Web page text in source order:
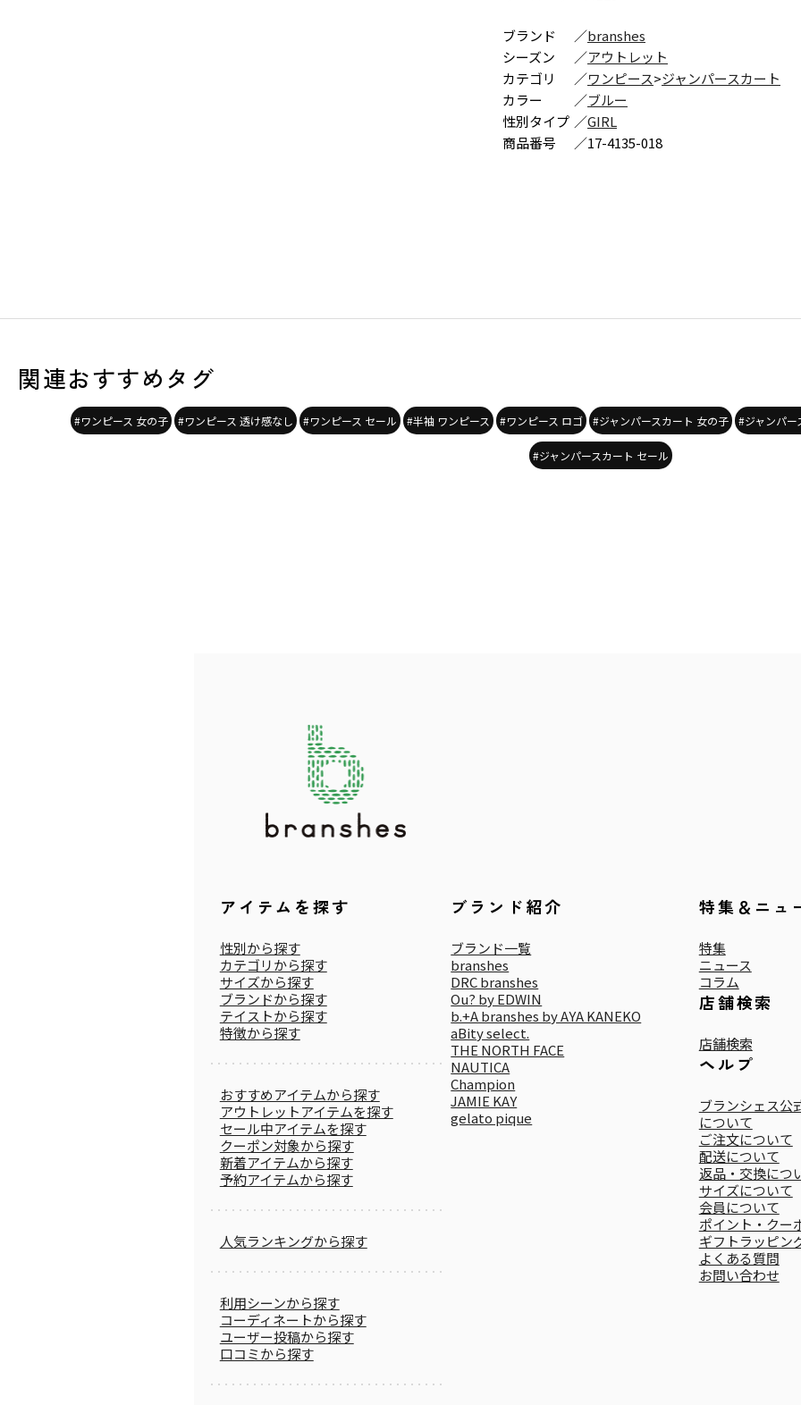
ブランド ／branshes
シーズン
／アウトレット
カテゴリ
／ワンピース>ジャンパースカート
カラー
／ブルー
性別タイプ ／GIRL
商品番号
／17-4135-018
関連おすすめタグ
#ワンピース 女の子 #ワンピース 透け感なし #ワンピース セール #半袖 ワンピース #ワンピース ロゴ #ジャンパースカート 女の子 #ジャンパー
#ジャンパースカート セール
アイテムを探す
性別から探す
カテゴリから探す
サイズから探す
ブランドから探す
テイストから探す
特徴から探す
おすすめアイテムから探す
アウトレットアイテムを探す
セール中アイテムを探す
クーポン対象から探す
新着アイテムから探す
予約アイテムから探す
人気ランキングから探す
利用シーンから探す
コーディネートから探す
ユーザー投稿から探す
口コミから探す
ブランド紹介
ブランド一覧
branshes
DRC branshes
Ou? by EDWIN
b.+A branshes by AYA KANEKO
aBity select.
THE NORTH FACE
NAUTICA
Champion
JAMIE KAY
gelato pique
特集＆ニュ
特集
ニュース
コラム
店舗検索
店舗検索
ヘルプ
ブランシェス公
について
ご注文について
配送について
返品・交換につ
サイズについて
会員について
ポイント・クー
ギフトラッピン
よくある質問
お問い合わせ